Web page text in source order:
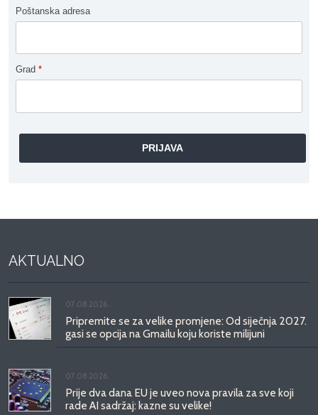
Poštanska adresa
Grad *
AKTUALNO
07.08.2026.
Pripremite se za velike promjene: Od siječnja 2027.
gasi se opcija na Gmailu koju koriste milijuni
07.08.2026.
Prije dva dana EU je uveo nova pravila za sve koji
rade AI sadržaj: kazne su velike!